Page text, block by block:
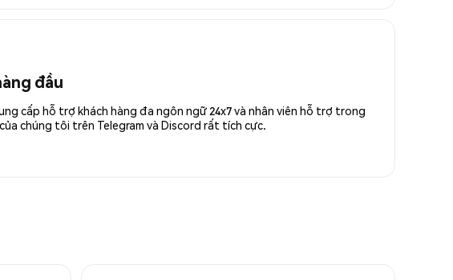
đầu
cấp hỗ trợ khách hàng đa ngôn ngữ 24x7 và nhân viên hỗ trợ trong
chúng tôi trên Telegram và Discord rất tích cực.